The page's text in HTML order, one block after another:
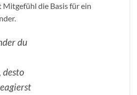
die Basis für ein
du
desto